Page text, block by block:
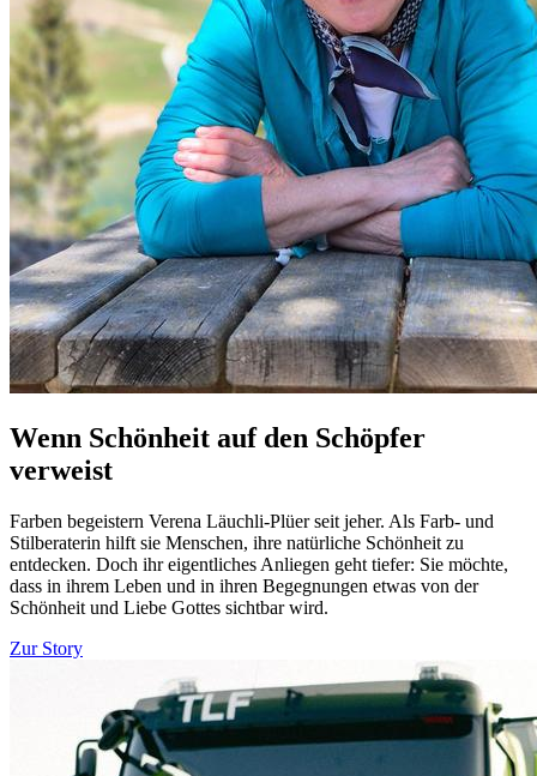
Wenn Schönheit auf den Schöpfer
verweist
Farben begeistern Verena Läuchli-Plüer seit jeher. Als Farb- und
Stilberaterin hilft sie Menschen, ihre natürliche Schönheit zu
entdecken. Doch ihr eigentliches Anliegen geht tiefer: Sie möchte,
dass in ihrem Leben und in ihren Begegnungen etwas von der
Schönheit und Liebe Gottes sichtbar wird.
Zur Story